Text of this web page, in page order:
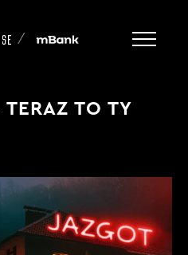
/
TO TY